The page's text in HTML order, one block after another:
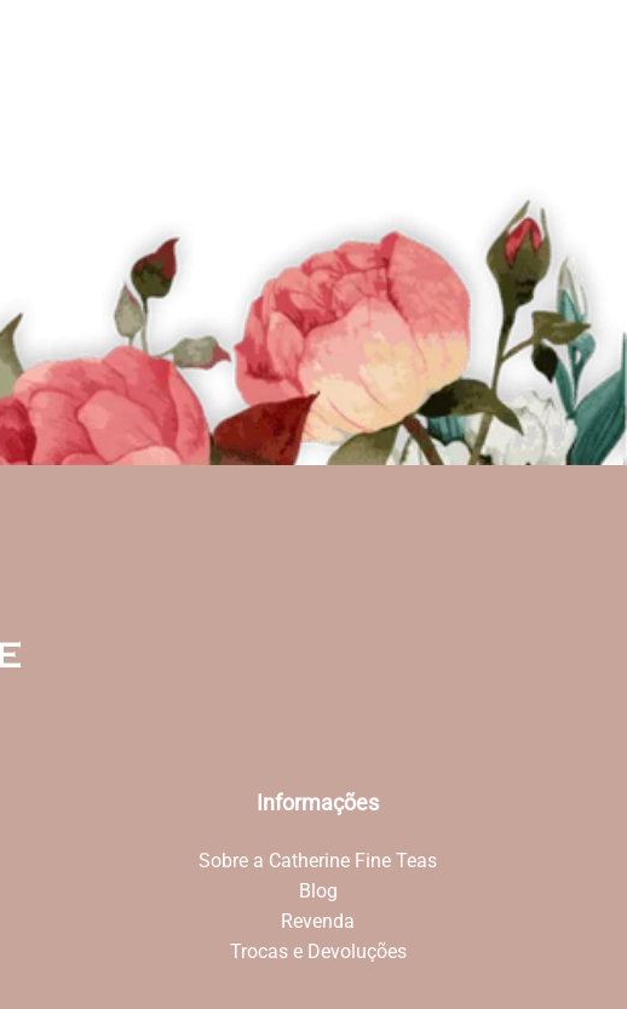
Informações
Sobre a Catherine Fine Teas
Blog
Revenda
Trocas e Devoluções